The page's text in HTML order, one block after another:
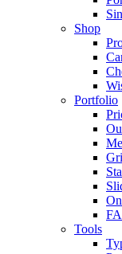
Shop
Portfolio
Tools